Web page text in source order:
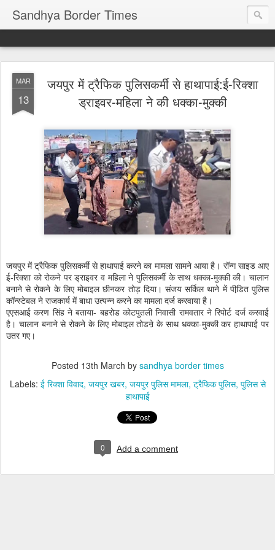
Sandhya Border Times
MAR
13
जयपुर में ट्रैफिक पुलिसकर्मी से हाथापाई:ई-रिक्शा
ड्राइवर-महिला ने की धक्का-मुक्की
जयपुर में ट्रैफिक पुलिसकर्मी से हाथापाई करने का मामला सामने आया है। रॉन्ग साइड आए
ई-रिक्शा को रोकने पर ड्राइवर व महिला ने पुलिसकर्मी के साथ धक्का-मुक्की की। चालान
बनाने से रोकने के लिए मोबाइल छीनकर तोड़ दिया। संजय सर्किल थाने में पीडि़त पुलिस
कॉन्स्टेबल ने राजकार्य में बाधा उत्पन्न करने का मामला दर्ज करवाया है।
एएसआई करण सिंह ने बताया- बहरोड कोटपुतली निवासी रामवतार ने रिपोर्ट दर्ज करवाई
है। चालान बनाने से रोकने के लिए मोबाइल तोडऩे के साथ धक्का-मुक्की कर हाथापाई पर
उतर गए।
Posted 13th March by sandhya border times
Labels: ई रिक्शा विवाद जयपुर खबर जयपुर पुलिस मामला ट्रैफिक पुलिस पुलिस से
हाथापाई
0 Add a comment